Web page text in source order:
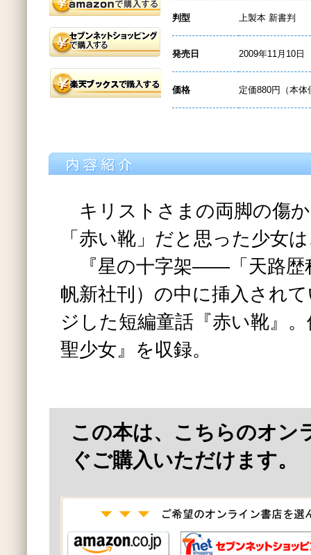
判型 上製本 新書判
発売日 2009年11月10日
価格 定価880円（本体
キリストさまの両脚の傷
「赤い靴」だと思った少女
『星の十字架――「天路歴
帆新社刊）の中に挿入され
ジした短編童話『赤い靴』
聖少女』を収録。
この本は、こちらのオン
ぐご購入いただけます。